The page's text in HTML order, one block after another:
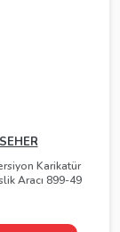
SEHER
Karikatür
Aracı 899-49